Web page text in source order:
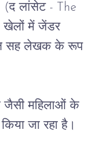
(द लांसेट - The
खेलों में जेंडर
सह लेखक के रूप
जैसी महिलाओं के
किया जा रहा है।